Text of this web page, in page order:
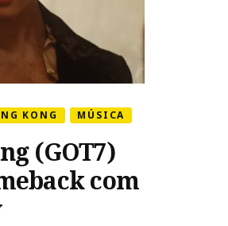
KONG MÚSICA
(GOT7)
com